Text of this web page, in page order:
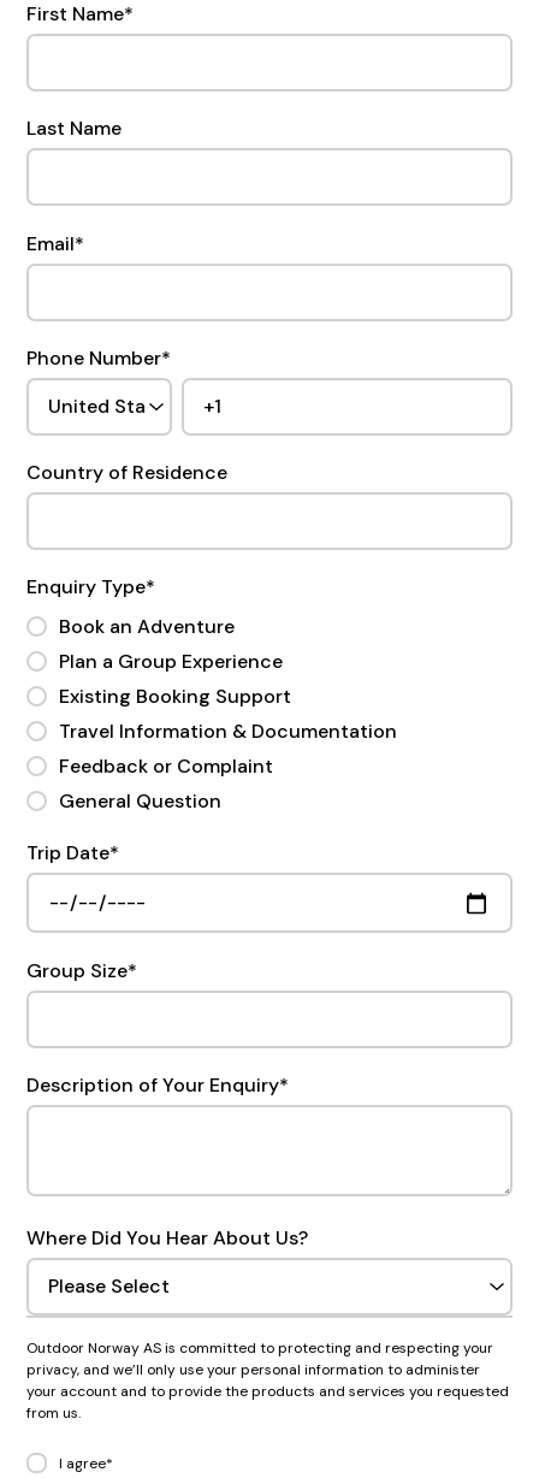
First Name*
Last Name
Email*
Phone Number*
Country of Residence
Enquiry Type*
Book an Adventure
Plan a Group Experience
Existing Booking Support
Travel Information & Documentation
Feedback or Complaint
General Question
Trip Date*
Group Size*
Description of Your Enquiry*
Where Did You Hear About Us?
Outdoor Norway AS is committed to protecting and respecting your
privacy, and we’ll only use your personal information to administer
your account and to provide the products and services you requested
from us.
I agree*